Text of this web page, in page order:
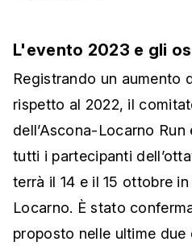
L'evento 2023 e gli
Registrando un aumento
rispetto al 2022, il
dell’Ascona-Locarno
tutti i partecipanti
terrà il 14 e il 15 ottobre
Locarno. È stato
proposto nelle ultime